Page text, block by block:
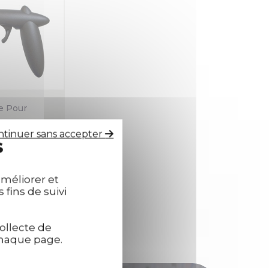
Pour
et
fins de suivi
de
page.
sans accepter